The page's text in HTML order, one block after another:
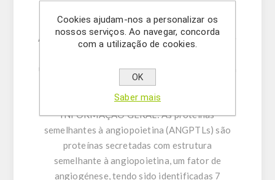
permite a determinação quantitativa de
ANGPTL2 humano em soro, plasma com EDTA e
utilização em investigação, não se destinando a
procedimentos de diagnóstico.
INFORMAÇÃO GERAL:As proteínas
semelhantes à angiopoietina (ANGPTLs) são
proteínas secretadas com estrutura
semelhante à angiopoietina, um fator de
angiogénese, tendo sido identificadas 7
Cookies ajudam-nos a personalizar os
nossos serviços. Ao navegar, concorda
com a utilização de cookies.
OK
Saber mais